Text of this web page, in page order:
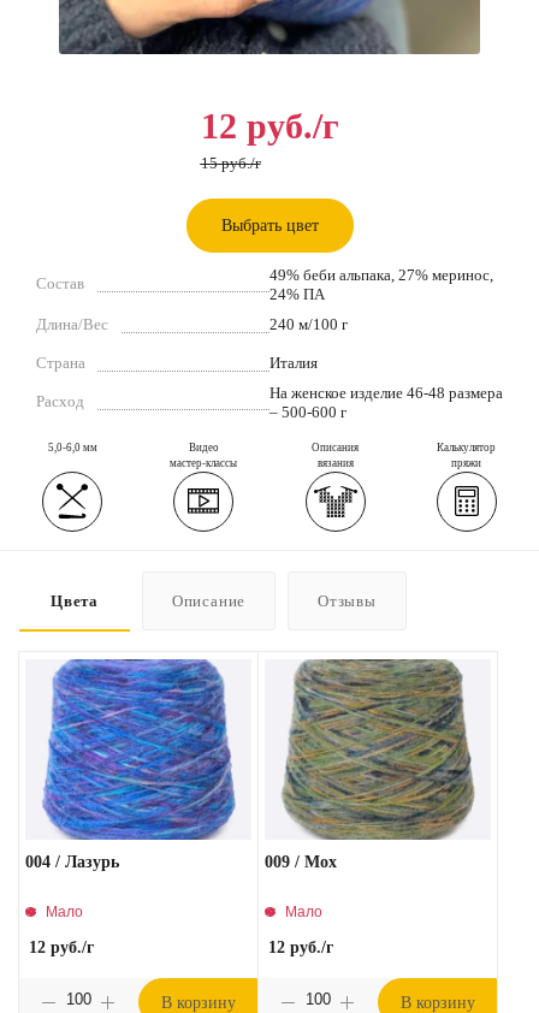
12 руб./г
15руб./г
Выбрать цвет
Состав
49% беби альпака, 27% меринос,
24% ПА
Длина/Вес
240 м/100 г
Страна Италия
Расход
На женское изделие 46-48 размера
– 500-600 г
5,0-6,0 мм
Видео
мастер-классы
Описания
вязания
Калькулятор
пряжи
Цвета Описание Отзывы
004 / Лазурь
Мало
12 руб./г
В корзину
009 / Мох
Мало
12 руб./г
В корзину